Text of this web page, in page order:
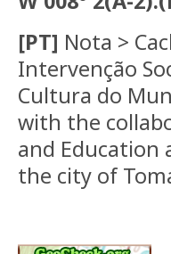
[PT] Nota >
Intervenção
Cultura do
with the
and Education
the city of